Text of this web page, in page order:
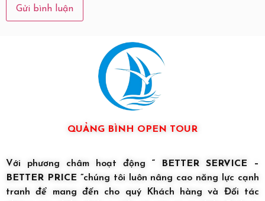
QUẢNG BÌNH OPEN TOUR
Với phương châm hoạt động “ BETTER SERVICE –
BETTER PRICE ”chúng tôi luôn nâng cao năng lực cạnh
tranh để mang đến cho quý Khách hàng và Đối tác